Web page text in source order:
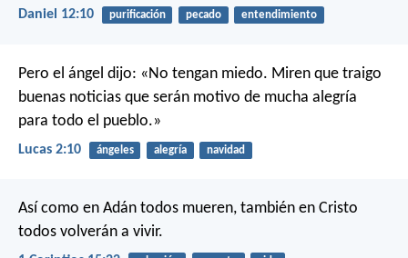
Daniel 12:10 purificación pecado entendimiento
Pero el ángel dijo: «No tengan miedo. Miren que traigo
buenas noticias que serán motivo de mucha alegría
para todo el pueblo.»
Lucas 2:10 ángeles alegría navidad
Así como en Adán todos mueren, también en Cristo
todos volverán a vivir.